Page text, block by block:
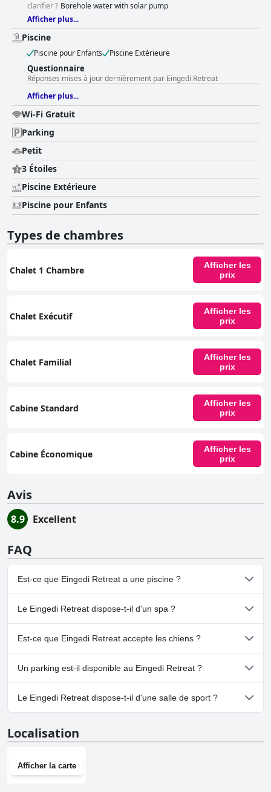
clarifier ? Borehole water with solar pump
Afficher plus...
Piscine
Piscine pour Enfants Piscine Extérieure
Questionnaire
Réponses mises à jour dernièrement par Eingedi Retreat
Afficher plus...
Wi-Fi Gratuit
Parking
Petit
3 Étoiles
Piscine Extérieure
Piscine pour Enfants
Types de chambres
Chalet 1 Chambre
Afficher les
prix
Chalet Exécutif
Afficher les
prix
Chalet Familial
Afficher les
prix
Cabine Standard
Afficher les
prix
Cabine Économique
Afficher les
prix
Avis
8.9 Excellent
FAQ
Est-ce que Eingedi Retreat a une piscine ?
Oui, Eingedi Retreat dispose de piscine(s) appartenant à une ou
plusieurs des catégories suivantes : Piscine pour Enfants, Piscine
Extérieure.Pour plus d'informations, lisez les réponses au
questionnairePiscine.
Le Eingedi Retreat dispose-t-il d'un spa ?
Non, il n'y a pas de spa à Eingedi Retreat.
Est-ce que Eingedi Retreat accepte les chiens ?
Non, Eingedi Retreat n'accepte pas les chiens.
Un parking est-il disponible au Eingedi Retreat ?
Oui, un parking est disponible à Eingedi Retreat.
Le Eingedi Retreat dispose-t-il d'une salle de sport ?
Localisation
Afficher la carte